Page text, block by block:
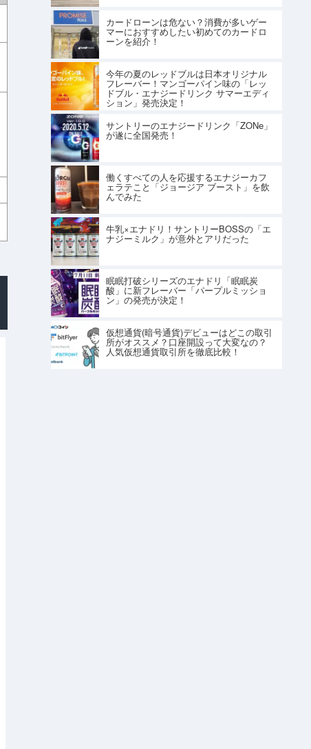
カードローンは危ない？消費が多いゲー
マーにおすすめしたい初めてのカードロ
ーンを紹介！
今年の夏のレッドブルは日本オリジナル
フレーバー！マンゴーパイン味の「レッ
ドブル・エナジードリンク サマーエディ
ション」発売決定！
サントリーのエナジードリンク「ZONe」
が遂に全国発売！
働くすべての人を応援するエナジーカフ
ェラテこと「ジョージア ブースト」を飲
んでみた
牛乳×エナドリ！サントリーBOSSの「エ
ナジーミルク」が意外とアリだった
眠眠打破シリーズのエナドリ「眠眠炭
酸」に新フレーバー「パープルミッショ
ン」の発売が決定！
仮想通貨(暗号通貨)デビューはどこの取引
所がオススメ？口座開設って大変なの？
人気仮想通貨取引所を徹底比較！